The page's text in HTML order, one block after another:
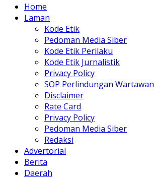
Home
Laman
Kode Etik
Pedoman Media Siber
Kode Etik Perilaku
Kode Etik Jurnalistik
Privacy Policy
SOP Perlindungan Wartawan
Disclaimer
Rate Card
Privacy Policy
Pedoman Media Siber
Redaksi
Advertorial
Berita
Daerah